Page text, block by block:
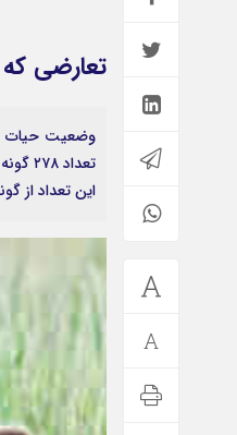
تعارضی
این تعداد از گونه